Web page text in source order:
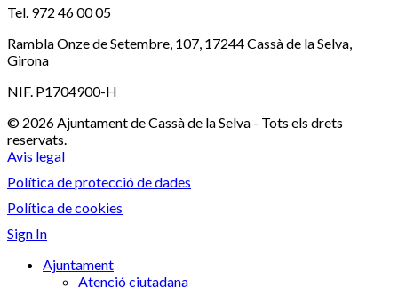
Tel. 972 46 00 05
Rambla Onze de Setembre, 107, 17244 Cassà de la Selva,
Girona
NIF. P1704900-H
© 2026 Ajuntament de Cassà de la Selva - Tots els drets
reservats.
Avis legal
Política de protecció de dades
Política de cookies
Sign In
Ajuntament
Atenció ciutadana